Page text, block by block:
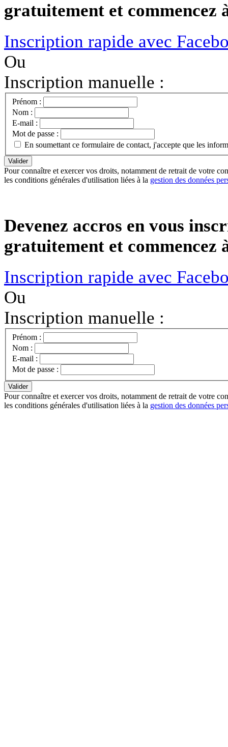
gratuitement et
Inscription rapide avec
Ou
Inscription manuelle :
Prénom :
Nom :
E-mail :
Mot de passe :
En soumettant ce formulaire de contact, j'accepte que les
Pour connaître et exercer vos droits, notamment de retrait de votre
les conditions générales d'utilisation liées à la gestion des données
Devenez accros en vous
gratuitement et
Inscription rapide avec
Ou
Inscription manuelle :
Prénom :
Nom :
E-mail :
Mot de passe :
Pour connaître et exercer vos droits, notamment de retrait de votre
les conditions générales d'utilisation liées à la gestion des données